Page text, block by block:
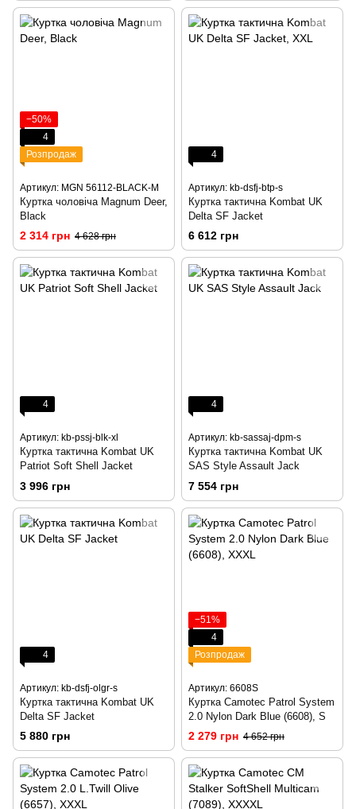
−50%
4
Розпродаж
Артикул: MGN 56112-BLACK-M
Куртка чоловіча Magnum Deer,
Black
2 314 грн 4 628 грн
4
Артикул: kb-dsfj-btp-s
Куртка тактична Kombat UK
Delta SF Jacket
6 612 грн
4
Артикул: kb-pssj-blk-xl
Куртка тактична Kombat UK
Patriot Soft Shell Jacket
3 996 грн
4
Артикул: kb-sassaj-dpm-s
Куртка тактична Kombat UK
SAS Style Assault Jack
7 554 грн
4
Артикул: kb-dsfj-olgr-s
Куртка тактична Kombat UK
Delta SF Jacket
5 880 грн
−51%
4
Розпродаж
Артикул: 6608S
Куртка Camotec Patrol System
2.0 Nylon Dark Blue (6608), S
2 279 грн 4 652 грн